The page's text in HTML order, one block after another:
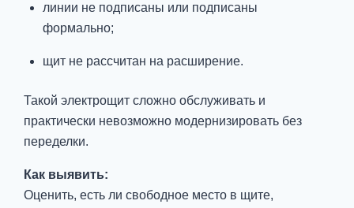
линии не подписаны или подписаны
формально;
щит не рассчитан на расширение.
Такой электрощит сложно обслуживать и
практически невозможно модернизировать без
переделки.
Как выявить:
Оценить, есть ли свободное место в щите,